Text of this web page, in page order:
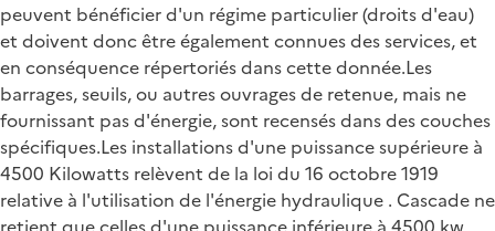
peuvent bénéficier d'un régime particulier (droits d'eau)
et doivent donc être également connues des services, et
en conséquence répertoriés dans cette donnée.Les
barrages, seuils, ou autres ouvrages de retenue, mais ne
fournissant pas d'énergie, sont recensés dans des couches
spécifiques.Les installations d'une puissance supérieure à
4500 Kilowatts relèvent de la loi du 16 octobre 1919
relative à l'utilisation de l'énergie hydraulique . Cascade ne